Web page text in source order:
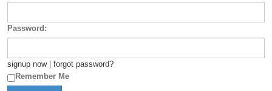
Password:
signup now| forgot password?
Remember Me